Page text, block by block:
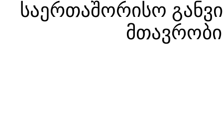
საერთაშორისო